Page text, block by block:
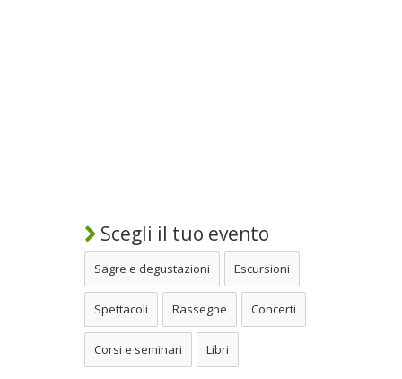
Scegli il tuo evento
Sagre e degustazioni Escursioni
Spettacoli Rassegne Concerti
Corsi e seminari Libri